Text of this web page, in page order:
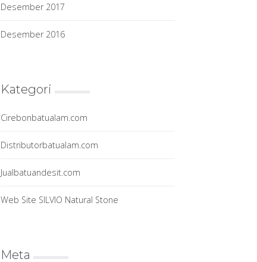
Desember 2017
Desember 2016
Kategori
Cirebonbatualam.com
Distributorbatualam.com
Jualbatuandesit.com
Web Site SILVIO Natural Stone
Meta